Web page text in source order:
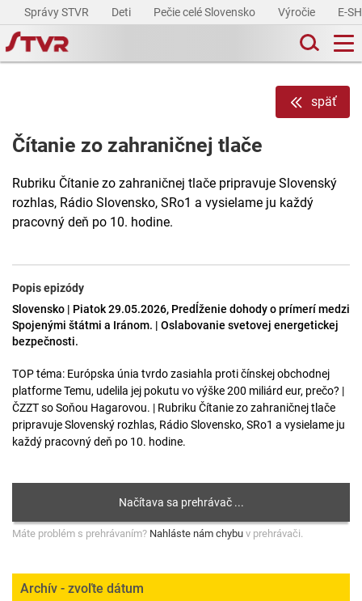
Správy STVR Deti Pečie celé Slovensko Výročie E-
späť
Čítanie zo zahraničnej tlače
Rubriku Čítanie zo zahraničnej tlače pripravuje Slovenský
rozhlas, Rádio Slovensko, SRo1 a vysielame ju každý
pracovný deň po 10. hodine.
Popis epizódy
Slovensko | Piatok 29.05.2026, Predĺženie dohody o prímerí medzi
Spojenými štátmi a Iránom. | Oslabovanie svetovej energetickej
bezpečnosti.
TOP téma: Európska únia tvrdo zasiahla proti čínskej obchodnej
platforme Temu, udelila jej pokutu vo výške 200 miliárd eur, prečo? |
ČZZT so Soňou Hagarovou. | Rubriku Čítanie zo zahraničnej tlače
pripravuje Slovenský rozhlas, Rádio Slovensko, SRo1 a vysielame ju
každý pracovný deň po 10. hodine.
Máte problém s prehrávaním? Nahláste nám chybu v prehrávači.
Archív - zvoľte dátum